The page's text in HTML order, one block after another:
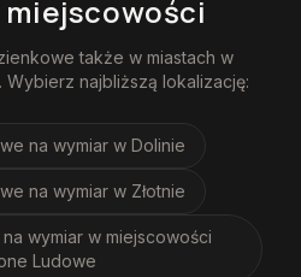
także w miastach w
. Wybierz najbliższą lokalizację:
na wymiar w Dolinie
na wymiar w Złotnie
wymiar w miejscowości
Ludowe